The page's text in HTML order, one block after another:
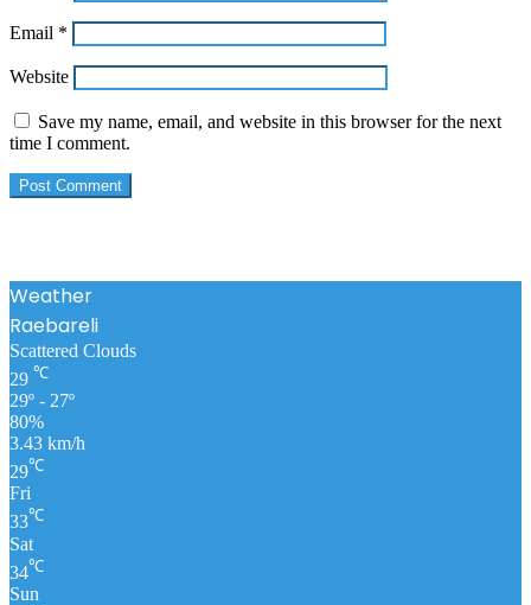
Email *
Website
Save my name, email, and website in this browser for the next
time I comment.
Weather
Raebareli
Scattered Clouds
29 ℃
29º - 27º
80%
3.43 km/h
29℃
Fri
33℃
Sat
34℃
Sun